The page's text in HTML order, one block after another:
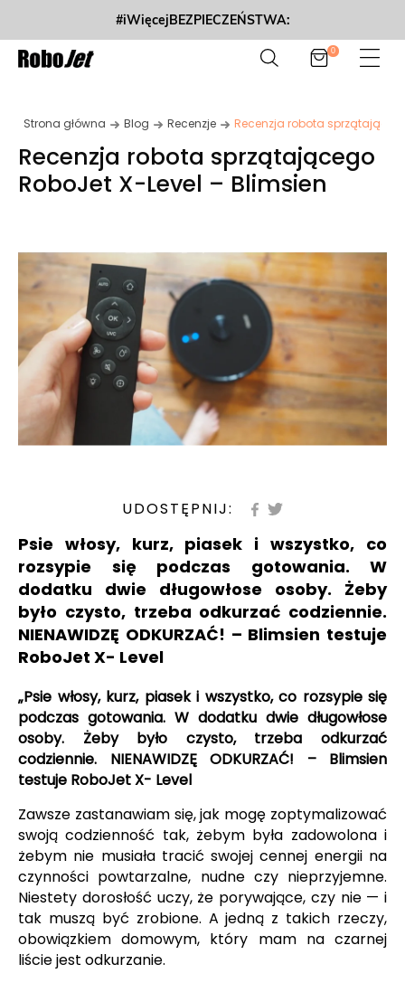
#iWięcejBEZPIECZEŃSTWA:
0
Strona główna Blog Recenzje Recenzja robota
Recenzja robota sprzątającego
RoboJet X-Level – Blimsien
UDOSTĘPNIJ:
Psie włosy, kurz, piasek i wszystko, co
rozsypie się podczas gotowania. W
dodatku dwie długowłose osoby. Żeby
było czysto, trzeba odkurzać codziennie.
NIENAWIDZĘ ODKURZAĆ! – Blimsien testuje
RoboJet X- Level
„Psie włosy, kurz, piasek i wszystko, co rozsypie się
podczas gotowania. W dodatku dwie długowłose
osoby. Żeby było czysto, trzeba odkurzać
codziennie. NIENAWIDZĘ ODKURZAĆ! – Blimsien
testuje RoboJet X- Level
Zawsze zastanawiam się, jak mogę zoptymalizować
swoją codzienność tak, żebym była zadowolona i
żebym nie musiała tracić swojej cennej energii na
czynności powtarzalne, nudne czy nieprzyjemne.
Niestety dorosłość uczy, że porywające, czy nie — i
tak muszą być zrobione. A jedną z takich rzeczy,
obowiązkiem domowym, który mam na czarnej
liście jest odkurzanie.